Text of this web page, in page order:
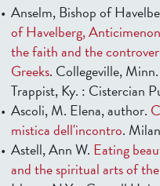
Anselm, Bishop of
of Havelberg,
the faith and the
Greeks. Collegeville,
Trappist, Ky. : Cistercian
Ascoli, M. Elena, author.
mistica dell'incontro.
Astell, Ann W. Eating
and the spiritual arts of